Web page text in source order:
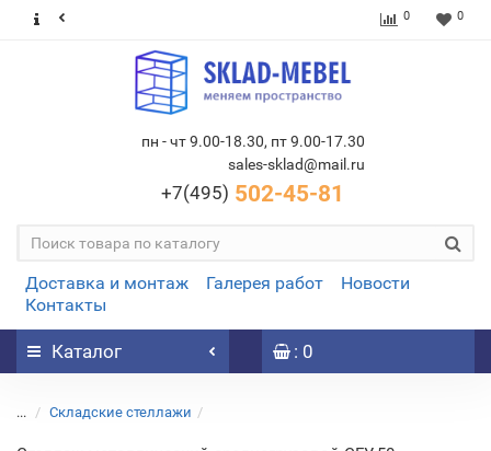
0 0
пн - чт 9.00-18.30, пт 9.00-17.30
sales-sklad@mail.ru
+7(495) 502-45-81
Доставка и монтаж Галерея работ
Новости
Контакты
Каталог : 0
... Складские стеллажи